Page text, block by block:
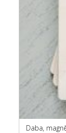
Daba,